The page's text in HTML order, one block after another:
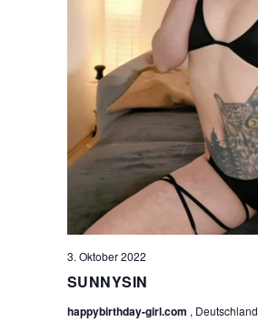
SUNNYSIN
3. Oktober 2022
happybirthday-girl.com , Deutschland